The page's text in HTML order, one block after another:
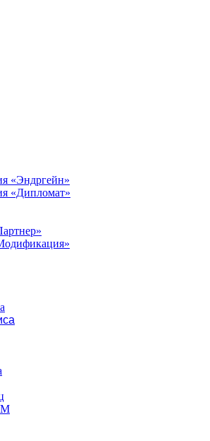
«Эндргейн»
«Дипломат»